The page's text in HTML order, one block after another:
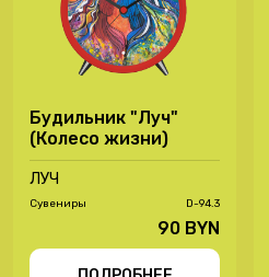
Будильник "Луч"
(Колесо жизни)
ЛУЧ
Сувениры D-94.3
90 BYN